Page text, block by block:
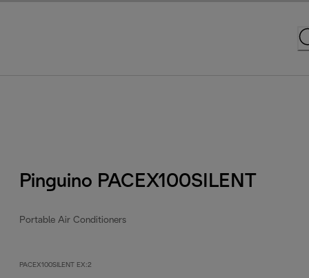
Pinguino PACEX100SILENT
Portable Air Conditioners
PACEX100SILENT EX:2